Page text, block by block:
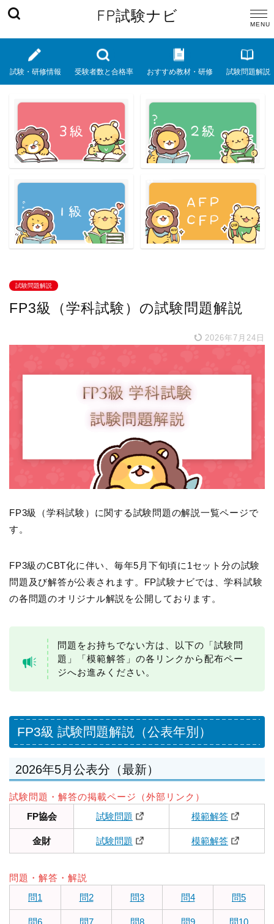
FP試験ナビ
試験・研修情報 受験者数と合格率 おすすめ教材・研修 試験問題解説
試験問題解説
FP3級（学科試験）の試験問題解説
2026年7月24日
FP3級（学科試験）に関する試験問題の解説一覧ページで
す。
FP3級のCBT化に伴い、毎年5月下旬頃に1セット分の試験
問題及び解答が公表されます。FP試験ナビでは、学科試験
の各問題のオリジナル解説を公開しております。
問題をお持ちでない方は、以下の「試験問
題」「模範解答」の各リンクから配布ペー
ジへお進みください。
FP3級 試験問題解説（公表年別）
2026年5月公表分（最新）
試験問題・解答の掲載ページ（外部リンク）
FP協会
試験問題 模範解答
金財 試験問題 模範解答
問題・解答・解説
問1
問2 問3 問4 問5